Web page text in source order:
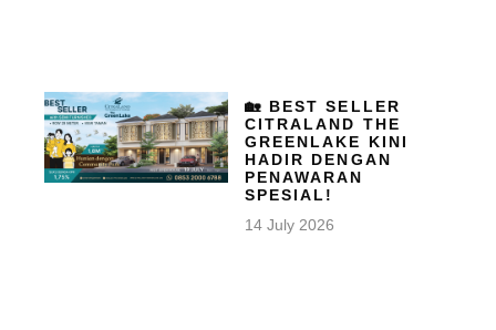
🏡 BEST SELLER
CITRALAND THE
GREENLAKE KINI
HADIR DENGAN
PENAWARAN
SPESIAL!
14 July 2026